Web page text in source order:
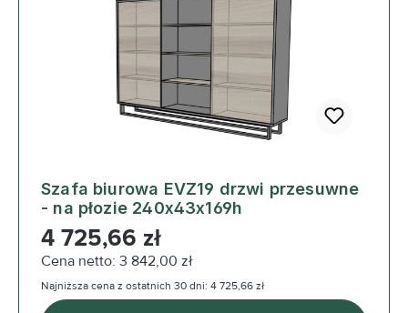
Szafa biurowa EVZ19 drzwi przesuwne
- na płozie 240x43x169h
Cena regularna:
4 725,66 zł
Cena netto: 3 842,00 zł
Najniższa cena z ostatnich 30 dni: 4 725,66 zł